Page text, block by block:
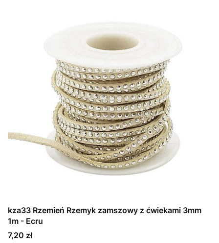
kza33 Rzemień Rzemyk zamszowy z ćwiekami 3mm
1m - Ecru
Cena
7,20 zł